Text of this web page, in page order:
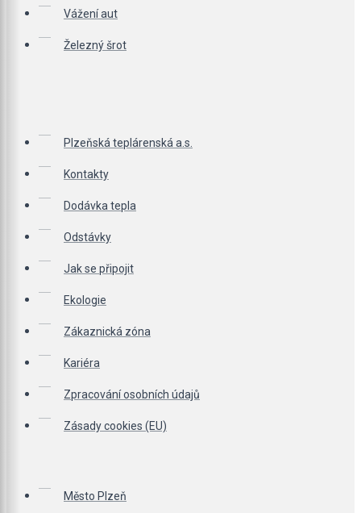
Vážení aut
Železný šrot
Plzeňská teplárenská a.s.
Kontakty
Dodávka tepla
Odstávky
Jak se připojit
Ekologie
Zákaznická zóna
Kariéra
Zpracování osobních údajů
Zásady cookies (EU)
Město Plzeň